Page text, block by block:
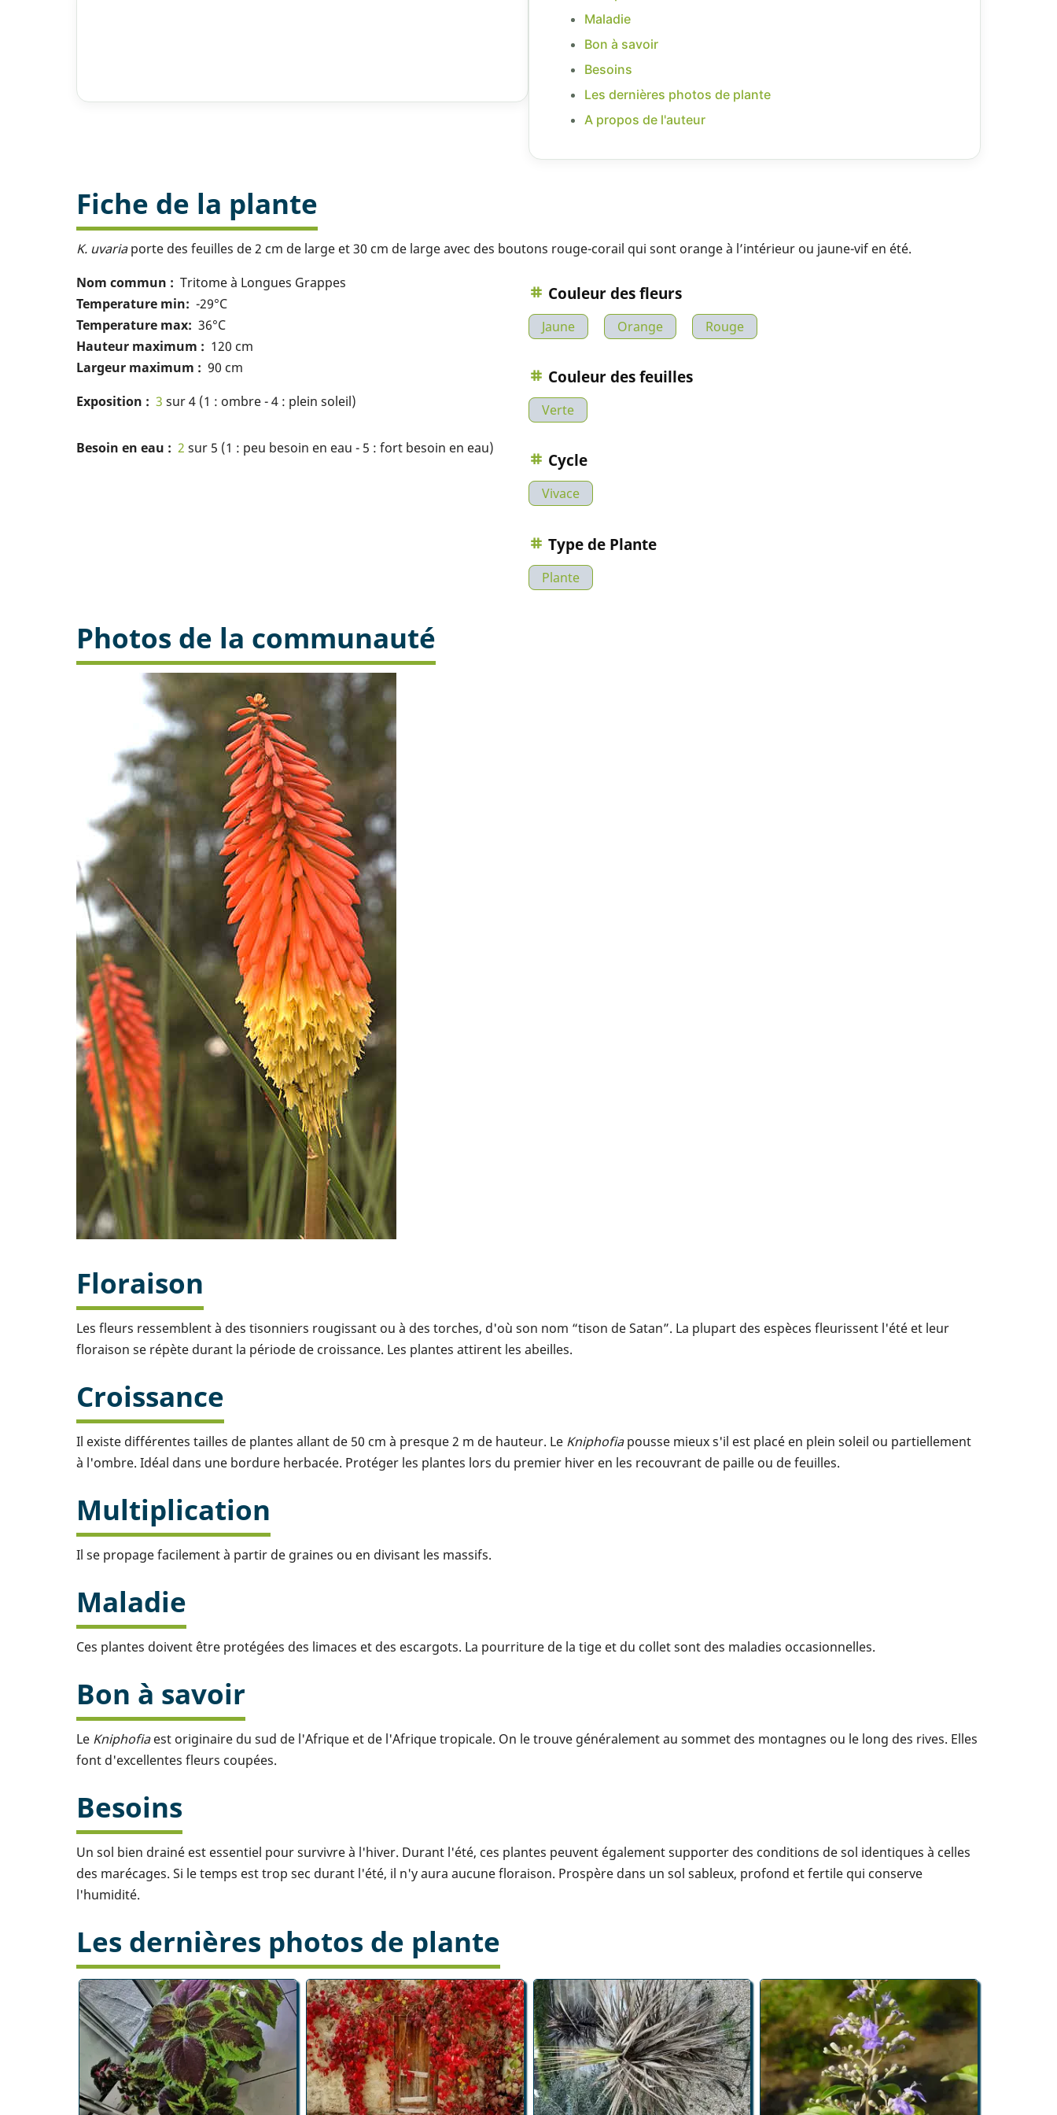
Maladie
Bon à savoir
Besoins
Les dernières photos de plante
A propos de l'auteur
Fiche de la plante
K. uvariaporte des feuilles de 2 cm de large et 30 cm de large avec des boutons rouge-corail qui sont orange à l’intérieur ou jaune-vif en été.
Nom commun
Tritome à Longues Grappes
Temperature min
-29°C
Temperature max 36°C
Hauteur maximum
120 cm
Largeur maximum
90 cm
Exposition
3 sur 4 (1 : ombre - 4 : plein soleil)
Besoin en eau 2 sur 5 (1 : peu besoin en eau - 5 : fort besoin en eau)
Couleur des fleurs
Jaune Orange Rouge
Couleur des feuilles
Verte
Cycle
Vivace
Type de Plante
Plante
Photos de la communauté
Floraison
Les fleurs ressemblent à des tisonniers rougissant ou à des torches, d'où son nom “tison de Satan”. La plupart des espèces fleurissent l'été et leur
floraison se répète durant la période de croissance. Les plantes attirent les abeilles.
Croissance
Il existe différentes tailles de plantes allant de 50 cm à presque 2 m de hauteur. Le Kniphofiapousse mieux s'il est placé en plein soleil ou partiellement
à l'ombre. Idéal dans une bordure herbacée. Protéger les plantes lors du premier hiver en les recouvrant de paille ou de feuilles.
Multiplication
Il se propage facilement à partir de graines ou en divisant les massifs.
Maladie
Ces plantes doivent être protégées des limaces et des escargots. La pourriture de la tige et du collet sont des maladies occasionnelles.
Bon à savoir
Le Kniphofiaest originaire du sud de l'Afrique et de l'Afrique tropicale. On le trouve généralement au sommet des montagnes ou le long des rives. Elles
font d'excellentes fleurs coupées.
Besoins
Un sol bien drainé est essentiel pour survivre à l'hiver. Durant l'été, ces plantes peuvent également supporter des conditions de sol identiques à celles
des marécages. Si le temps est trop sec durant l'été, il n'y aura aucune floraison. Prospère dans un sol sableux, profond et fertile qui conserve
l'humidité.
Les dernières photos de plante